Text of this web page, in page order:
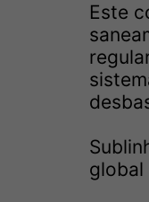
Este
global